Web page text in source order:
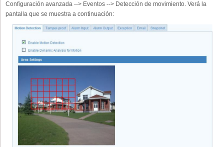
Configuración avanzada --> Eventos --> Detección de movimiento. Verá la
pantalla que se muestra a continuación: